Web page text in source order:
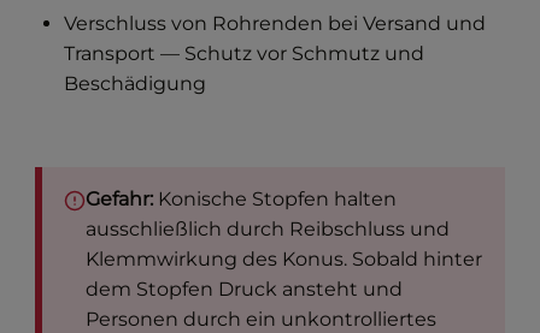
Verschluss von Rohrenden bei Versand und
Transport — Schutz vor Schmutz und
Beschädigung
Gefahr: Konische Stopfen halten
ausschließlich durch Reibschluss und
Klemmwirkung des Konus. Sobald hinter
dem Stopfen Druck ansteht und
Personen durch ein unkontrolliertes